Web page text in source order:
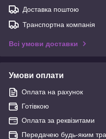
Доставка поштою
Транспортна компанія
Всі умови доставки
Умови оплати
Оплата на рахунок
Готівкою
Оплата за реквізитами
Передачею будь-яким